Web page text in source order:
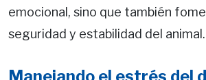
emocional, sino que también
seguridad y estabilidad del animal.